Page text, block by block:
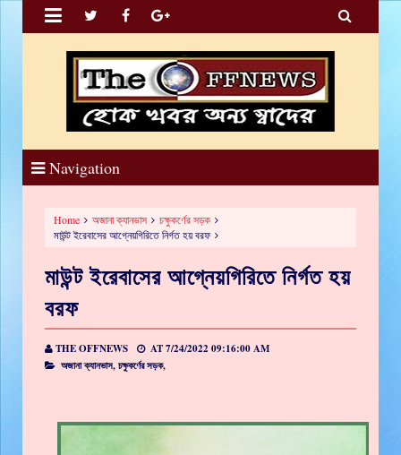
 
Navigation
Home অজানা ক্যানভাস
চক্ষুকর্ণের সড়ক
মাউন্ট ইরেবাসের আগ্নেয়গিরিতে নির্গত হয় বরফ
মাউন্ট ইরেবাসের আগ্নেয়গিরিতে নির্গত হয়
বরফ
THE OFFNEWS AT7/24/2022 09:16:00 AM
অজানা ক্যানভাস,চক্ষুকর্ণের সড়ক,